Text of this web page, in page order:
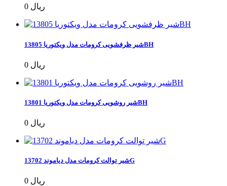
0 ریال
شیر ظرفشویی کرومات مدل ویکتوریا 13805BH
0 ریال
شیر روشویی کرومات مدل ویکتوریا 13801BH
0 ریال
شیر توالت کرومات مدل دیاموند 13702G
0 ریال